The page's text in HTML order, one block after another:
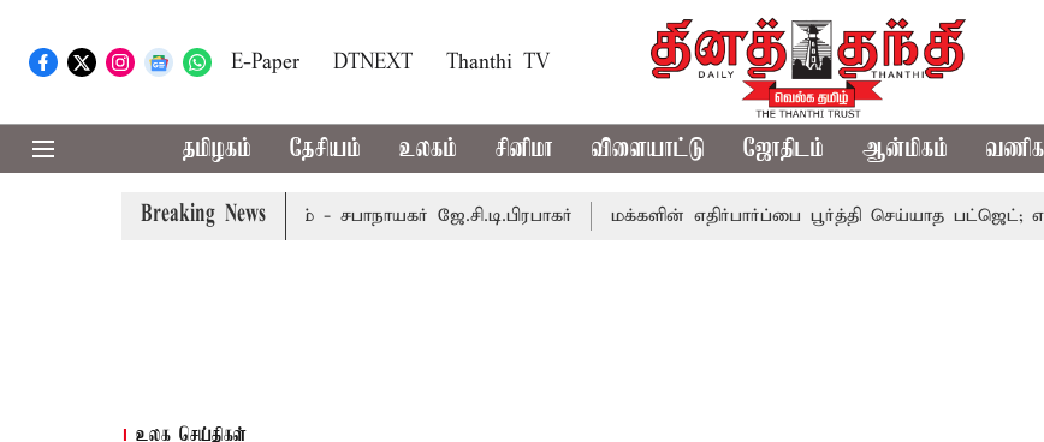
E-Paper DTNEXT Thanthi TV
தமிழகம் தேசியம் உலகம் சினிமா விளையாட்டு ஜோதிடம் ஆன்மிகம்
Breaking News
தேதி வரை நடைபெறும் - சபாநாயகர் ஜே.சி.டி.பிரபாகர் மக்களின் எதிர்பார்ப்பை பூர்த்தி செய்யாத பட்ஜெட்; எடப்பாடி
உலக செய்திகள்